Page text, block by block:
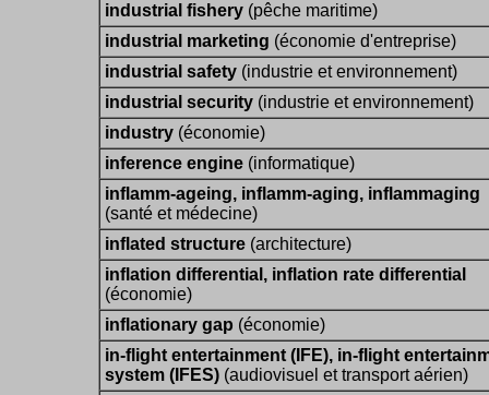
industrial fishery (pêche maritime)
industrial marketing (économie d'entreprise)
industrial safety (industrie et environnement)
industrial security (industrie et environnement)
industry (économie)
inference engine (informatique)
inflamm-ageing, inflamm-aging, inflammaging
(santé et médecine)
inflated structure (architecture)
inflation differential, inflation rate differential
(économie)
inflationary gap (économie)
in-flight entertainment (IFE), in-flight
system (IFES) (audiovisuel et transport aérien)